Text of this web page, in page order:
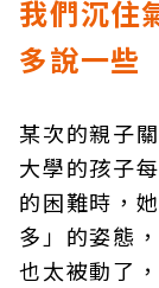
我們沉住
多說一些
某次的親子
大學的孩子
的困難時，
多」的姿態
也太被動了